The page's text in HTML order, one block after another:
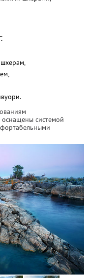
оснащены системой